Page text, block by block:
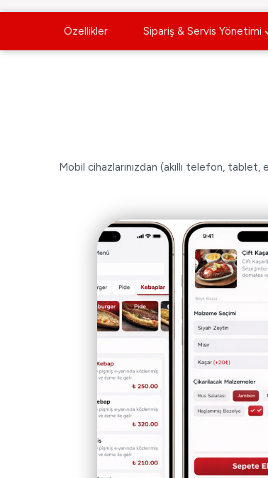
Özellikler Sipariş & Servis Yönetimi
Mobil cihazlarınızdan (akıllı telefon,